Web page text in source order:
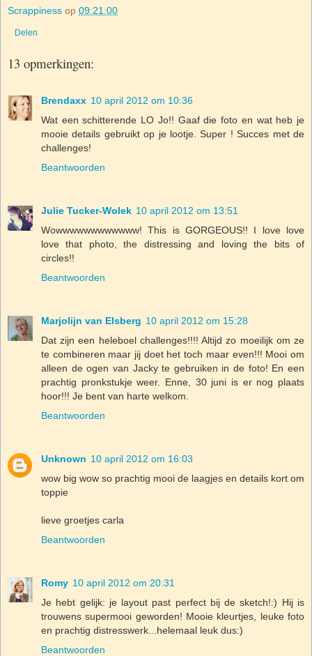
Scrappiness op 09:21:00
Delen
13 opmerkingen:
Brendaxx 10 april 2012 om 10:36
Wat een schitterende LO Jo!! Gaaf die foto en wat heb je
mooie details gebruikt op je lootje. Super ! Succes met de
challenges!
Beantwoorden
Julie Tucker-Wolek 10 april 2012 om 13:51
Wowwwwwwwwwwww! This is GORGEOUS!! I love love
love that photo, the distressing and loving the bits of
circles!!
Beantwoorden
Marjolijn van Elsberg 10 april 2012 om 15:28
Dat zijn een heleboel challenges!!!! Altijd zo moeilijk om ze
te combineren maar jij doet het toch maar even!!! Mooi om
alleen de ogen van Jacky te gebruiken in de foto! En een
prachtig pronkstukje weer. Enne, 30 juni is er nog plaats
hoor!!! Je bent van harte welkom.
Beantwoorden
Unknown 10 april 2012 om 16:03
wow big wow so prachtig mooi de laagjes en details kort om
toppie
lieve groetjes carla
Beantwoorden
Romy 10 april 2012 om 20:31
Je hebt gelijk: je layout past perfect bij de sketch!:) Hij is
trouwens supermooi geworden! Mooie kleurtjes, leuke foto
en prachtig distresswerk...helemaal leuk dus:)
Beantwoorden